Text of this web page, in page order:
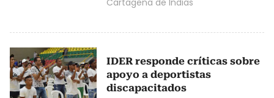
IDER responde críticas sobre
apoyo a deportistas
discapacitados